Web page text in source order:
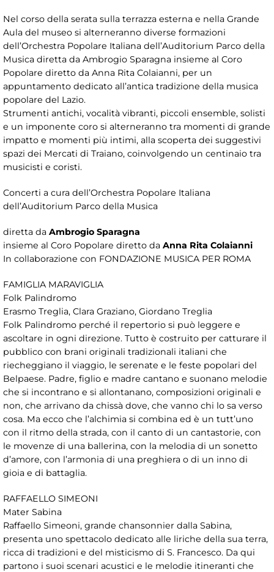
Nel corso della serata sulla terrazza esterna e nella Grande
Aula del museo si alterneranno diverse formazioni
dell’Orchestra Popolare Italiana dell’Auditorium Parco della
Musica diretta da Ambrogio Sparagna insieme al Coro
Popolare diretto da Anna Rita Colaianni, per un
appuntamento dedicato all’antica tradizione della musica
popolare del Lazio.
Strumenti antichi, vocalità vibranti, piccoli ensemble, solisti
e un imponente coro si alterneranno tra momenti di grande
impatto e momenti più intimi, alla scoperta dei suggestivi
spazi dei Mercati di Traiano, coinvolgendo un centinaio tra
musicisti e coristi.
Concerti a cura dell’Orchestra Popolare Italiana
dell’Auditorium Parco della Musica
diretta da Ambrogio Sparagna
insieme al Coro Popolare diretto da Anna Rita Colaianni
In collaborazione con FONDAZIONE MUSICA PER ROMA
FAMIGLIA MARAVIGLIA
Folk Palindromo
Erasmo Treglia, Clara Graziano, Giordano Treglia
Folk Palindromo perché il repertorio si può leggere e
ascoltare in ogni direzione. Tutto è costruito per catturare il
pubblico con brani originali tradizionali italiani che
riecheggiano il viaggio, le serenate e le feste popolari del
Belpaese. Padre, figlio e madre cantano e suonano melodie
che si incontrano e si allontanano, composizioni originali e
non, che arrivano da chissà dove, che vanno chi lo sa verso
cosa. Ma ecco che l’alchimia si combina ed è un tutt’uno
con il ritmo della strada, con il canto di un cantastorie, con
le movenze di una ballerina, con la melodia di un sonetto
d’amore, con l’armonia di una preghiera o di un inno di
gioia e di battaglia.
RAFFAELLO SIMEONI
Mater Sabina
Raffaello Simeoni, grande chansonnier dalla Sabina,
presenta uno spettacolo dedicato alle liriche della sua terra,
ricca di tradizioni e del misticismo di S. Francesco. Da qui
partono i suoi scenari acustici e le melodie itineranti che